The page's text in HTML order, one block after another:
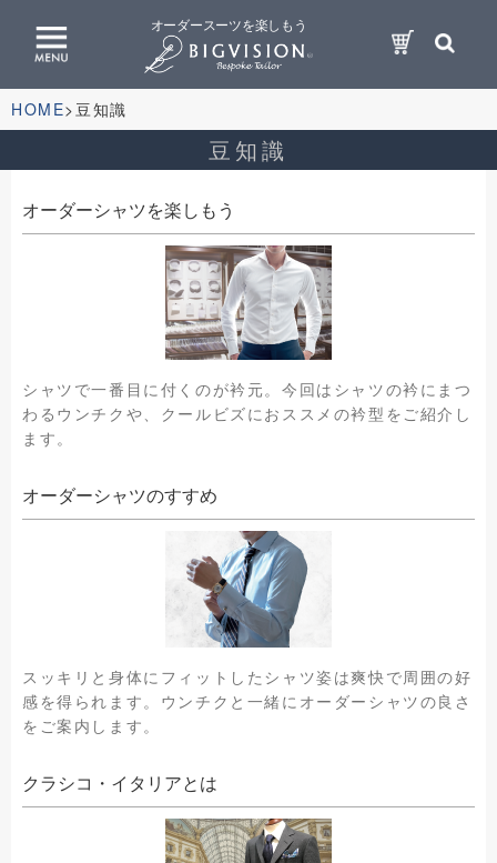
オーダースーツを楽しもう
HOME 豆知識
豆知識
オーダーシャツを楽しもう
シャツで一番目に付くのが衿元。今回はシャツの衿にまつ
わるウンチクや、クールビズにおススメの衿型をご紹介し
ます。
オーダーシャツのすすめ
スッキリと身体にフィットしたシャツ姿は爽快で周囲の好
感を得られます。ウンチクと一緒にオーダーシャツの良さ
をご案内します。
クラシコ・イタリアとは